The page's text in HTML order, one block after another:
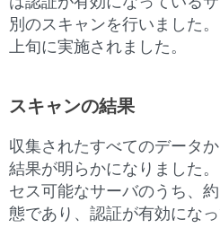
別のスキャンを行いました
上旬に実施されました。
スキャンの結果
収集されたすべてのデータ
結果が明らかになりました
セス可能なサーバのうち、
態であり、認証が有効にな